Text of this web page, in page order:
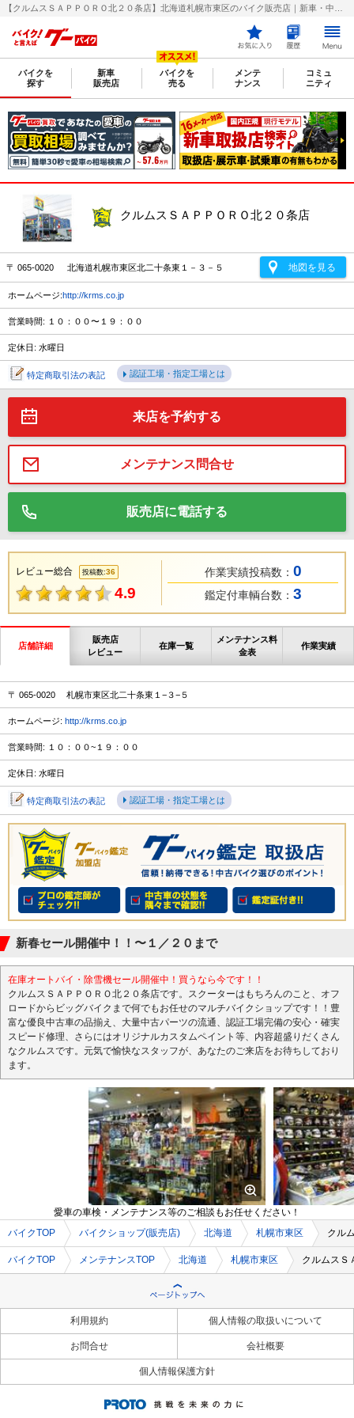
バイクを
探す
新車
販売店
バイクを
売る
メンテ
ナンス
コミュ
ニティ
クルムスＳＡＰＰＯＲＯ北２０条店
〒 065-0020 北海道札幌市東区北二十条東１－３－５ 地図を見る
ホームページ:http://krms.co.jp
営業時間: １０：００〜１９：００
定休日: 水曜日
特定商取引法の表記 認証工場・指定工場とは
来店を予約する
メンテナンス問合せ
販売店に電話する
レビュー総合 投稿数:36
4.9
作業実績投稿数： 0
鑑定付車輌台数： 3
店舗詳細
販売店
レビュー
在庫一覧
メンテナンス料
金表
作業実績
〒 065-0020 札幌市東区北二十条東１−３−５
ホームページ: http://krms.co.jp
営業時間: １０：００~１９：００
定休日: 水曜日
特定商取引法の表記 認証工場・指定工場とは
新春セール開催中！！〜１／２０まで
在庫オートバイ・除雪機セール開催中！買うなら今です！！
クルムスＳＡＰＰＯＲＯ北２０条店です。スクーターはもちろんのこと、オフ
ロードからビッグバイクまで何でもお任せのマルチバイクショップです！！豊
富な優良中古車の品揃え、大量中古パーツの流通、認証工場完備の安心・確実
スピード修理、さらにはオリジナルカスタムペイント等、内容超盛りだくさん
なクルムスです。元気で愉快なスタッフが、あなたのご来店をお待ちしており
ます。
愛車の車検・メンテナンス等のご相談もお任せください！
バイクTOP
バイクショップ(販売店) 北海道 札幌市東区 クル
バイクTOP メンテナンスTOP 北海道 札幌市東区 クルムスＳ
利用規約 個人情報の取扱いについて
お問合せ 会社概要
個人情報保護方針